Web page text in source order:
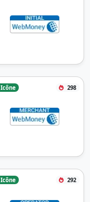
Icône 298
Icône 292